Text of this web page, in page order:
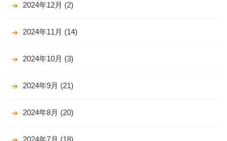
2024年12月 (2)
2024年11月 (14)
2024年10月 (3)
2024年9月 (21)
2024年8月 (20)
2024年7月 (18)